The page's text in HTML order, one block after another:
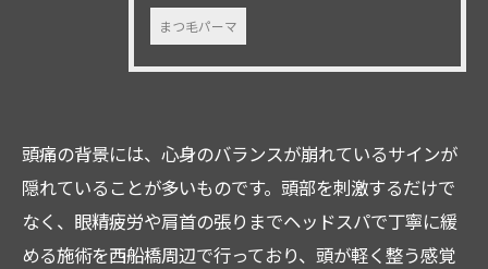
まつ毛パーマ
頭痛の背景には、心身のバランスが崩れているサインが
隠れていることが多いものです。頭部を刺激するだけで
なく、眼精疲労や肩首の張りまでヘッドスパで丁寧に緩
める施術を西船橋周辺で行っており、頭が軽く整う感覚